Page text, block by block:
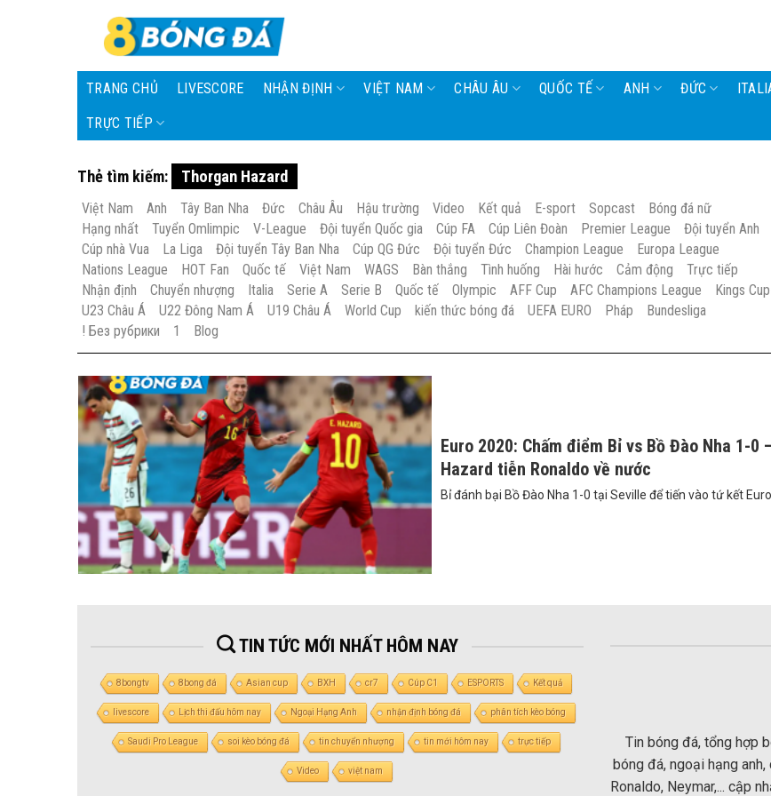
content
TRANG CHỦ
LIVESCORE NHẬN ĐỊNH VIỆT NAM CHÂU ÂU QUỐC TẾ ANH ĐỨC
TRỰC TIẾP
Thẻ tìm kiếm: Thorgan Hazard
Việt Nam Anh Tây Ban Nha Đức Châu Âu Hậu trường Video Kết quả E-sport Sopcast
Bóng đá nữ
Hạng nhất
Tuyển Omlimpic V-League Đội tuyển Quốc gia Cúp FA Cúp Liên Đoàn Premier League
Đội tuyển Anh
Cúp nhà Vua
La Liga Đội tuyển Tây Ban Nha Cúp QG Đức Đội tuyển Đức Champion League
Europa League
Nations League
HOT Fan Quốc tế Việt Nam WAGS Bàn thắng Tình huống Hài hước Cảm động
Trực tiếp
Nhận định
Chuyển nhượng Italia Serie A Serie B Quốc tế Olympic AFF Cup AFC Champions League
Kings Cup
U23 Châu Á
U22 Đông Nam Á U19 Châu Á World Cup kiến thức bóng đá UEFA EURO Pháp
Bundesliga
! Без рубрики
1 Blog
Euro 2020: Chấm điểm Bỉ vs Bồ Đào Nha 1-0
Hazard tiễn Ronaldo về nước
Bỉ đánh bại Bồ Đào Nha 1-0 tại Seville để tiến vào tứ kết Euro
TIN TỨC MỚI NHẤT HÔM NAY
8bongtv 8bong đá Asian cup BXH cr7 Cúp C1 ESPORTS Kết quả
livescore Lịch thi đấu hôm nay Ngoại Hạng Anh nhận định bóng đá phân tích kèo bóng
Saudi Pro League soi kèo bóng đá tin chuyển nhượng tin mới hôm nay trực tiếp
Video việt nam
Tin bóng đá, tổng hợp
bóng đá, ngoại hạng
Ronaldo, Neymar,... cập